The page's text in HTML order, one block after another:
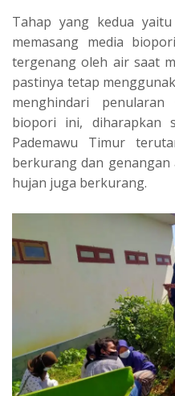
Tahap yang kedua
memasang media
tergenang oleh air saat
pastinya tetap
menghindari penularan
biopori ini, diharapkan
Pademawu Timur
berkurang dan
hujan juga berkurang.